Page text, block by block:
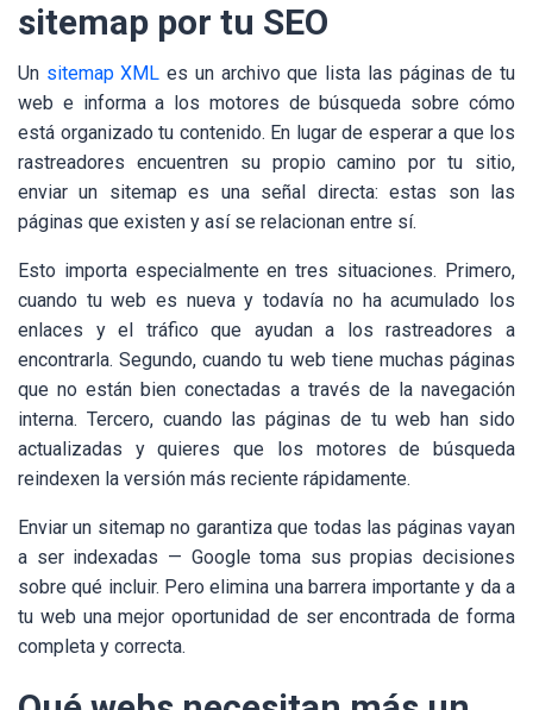
sitemap por tu SEO
Un sitemap XML es un archivo que lista las páginas de tu
web e informa a los motores de búsqueda sobre cómo
está organizado tu contenido. En lugar de esperar a que los
rastreadores encuentren su propio camino por tu sitio,
enviar un sitemap es una señal directa: estas son las
páginas que existen y así se relacionan entre sí.
Esto importa especialmente en tres situaciones. Primero,
cuando tu web es nueva y todavía no ha acumulado los
enlaces y el tráfico que ayudan a los rastreadores a
encontrarla. Segundo, cuando tu web tiene muchas páginas
que no están bien conectadas a través de la navegación
interna. Tercero, cuando las páginas de tu web han sido
actualizadas y quieres que los motores de búsqueda
reindexen la versión más reciente rápidamente.
Enviar un sitemap no garantiza que todas las páginas vayan
a ser indexadas — Google toma sus propias decisiones
sobre qué incluir. Pero elimina una barrera importante y da a
tu web una mejor oportunidad de ser encontrada de forma
completa y correcta.